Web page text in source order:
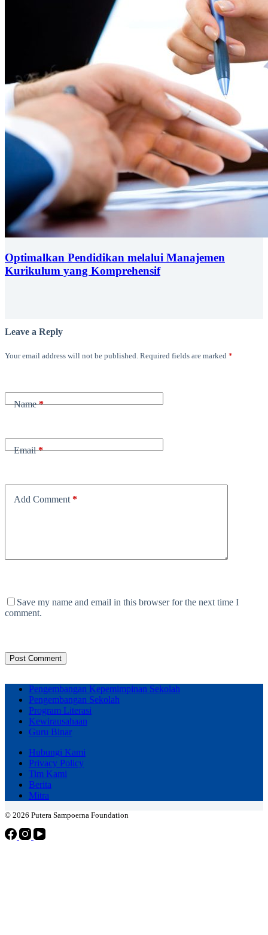
Optimalkan Pendidikan melalui Manajemen
Kurikulum yang Komprehensif
Leave a Reply
Your email address will not be published. Required fields are marked *
Name*
Email*
Add Comment *
Save my name and email in this browser for the next time I
comment.
Post Comment
Pengembangan Kepemimpinan Sekolah
Pengembangan Sekolah
Program Literasi
Kewirausahaan
Guru Binar
Hubungi Kami
Privacy Policy
Tim Kami
Berita
Mitra
© 2026 Putera Sampoerna Foundation